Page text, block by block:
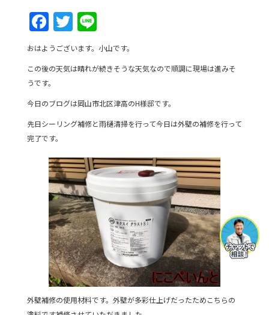
F
a
c
e
b
o
o
k
T
w
itt
er
Li
n
e
おはようございます。小山です。
この後の天気は晴れが続きそうな天気なので順調に現場は進みそ
うです。
今日のブログは岡山市北区津高のH様邸です。
先日シーリング補修と雨樋清掃を行って今日は外壁の補修を行って
完了です。
外壁補修の使用材料です。外壁が多彩仕上げだったためこちらの